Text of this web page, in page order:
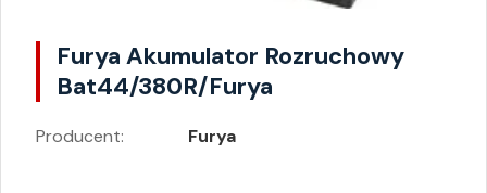
Furya Akumulator Rozruchowy
Bat44/380R/Furya
Producent: Furya